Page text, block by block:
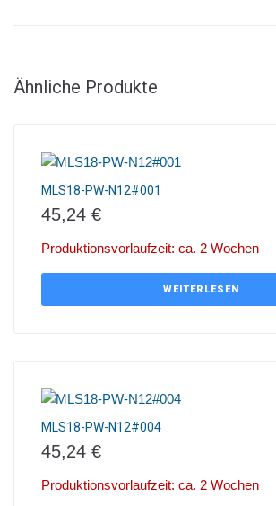
Ähnliche Produkte
MLS18-PW-N12#001
45,24 €
Produktionsvorlaufzeit: ca. 2 Wochen
WEITERLESEN
MLS18-PW-N12#004
45,24 €
Produktionsvorlaufzeit: ca. 2 Wochen